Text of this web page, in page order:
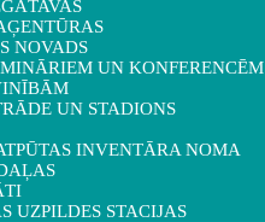
NOVADS
UN KONFERENCĒM
UN STADIONS
INVENTĀRA NOMA
UZPILDES STACIJAS